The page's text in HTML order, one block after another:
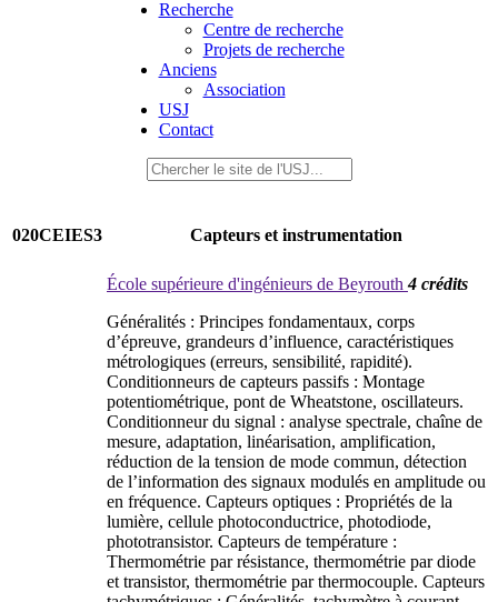
Recherche
Centre de recherche
Projets de recherche
Anciens
Association
USJ
Contact
020CEIES3 Capteurs et instrumentation
École supérieure d'ingénieurs de Beyrouth4 crédits
Généralités : Principes fondamentaux, corps
d’épreuve, grandeurs d’influence, caractéristiques
métrologiques (erreurs, sensibilité, rapidité).
Conditionneurs de capteurs passifs : Montage
potentiométrique, pont de Wheatstone, oscillateurs.
Conditionneur du signal : analyse spectrale, chaîne de
mesure, adaptation, linéarisation, amplification,
réduction de la tension de mode commun, détection
de l’information des signaux modulés en amplitude ou
en fréquence. Capteurs optiques : Propriétés de la
lumière, cellule photoconductrice, photodiode,
phototransistor. Capteurs de température :
Thermométrie par résistance, thermométrie par diode
et transistor, thermométrie par thermocouple. Capteurs